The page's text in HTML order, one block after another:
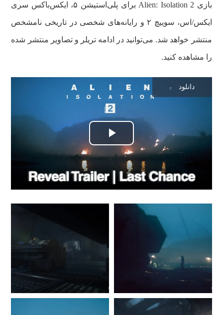
بازی Alien: Isolation 2 برای پلی‌استیشن ۵، ایکس‌باکس سری
ایکس/اس، سوییچ ۲ و رایانه‌های شخصی در تاریخی نامشخص
منتشر خواهد شد. می‌توانید در ادامه تریلر و تصاویر منتشر شده
را مشاهده کنید.
پخش
ویدیو
دانلود